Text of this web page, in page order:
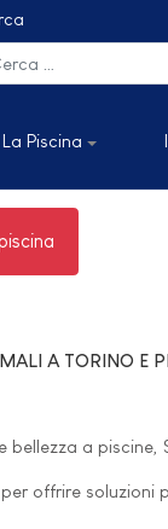
La Piscina
A TORINO E
a piscine,
offrire soluzioni